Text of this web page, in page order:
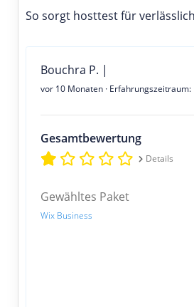
So sorgt hosttest für
Bouchra P. |
vor 10 Monaten · Erfahrungszeitraum:
Gesamtbewertung
Details
Gewähltes Paket
Wix Business